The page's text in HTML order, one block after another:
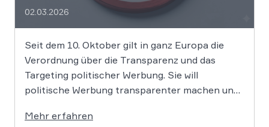
02.03.2026
Seit dem 10. Oktober gilt in ganz Europa die
Verordnung über die Transparenz und das
Targeting politischer Werbung. Sie will
politische Werbung transparenter machen und
Daten. Die Regierung will die Verordnung in
Mehr erfahren